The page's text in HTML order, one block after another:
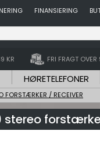
FINANSIERING
KR FRI FRAGT
HØRETELEFONER
FORSTÆRKER / RECEIVER
stereo